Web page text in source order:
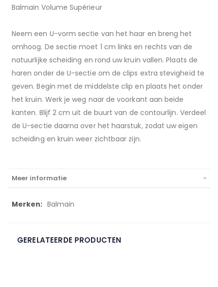
Balmain Volume Supérieur
Neem een U-vorm sectie van het haar en breng het
omhoog. De sectie moet 1 cm links en rechts van de
natuurlijke scheiding en rond uw kruin vallen. Plaats de
haren onder de U-sectie om de clips extra stevigheid te
geven. Begin met de middelste clip en plaats het onder
het kruin. Werk je weg naar de voorkant aan beide
kanten. Blijf 2 cm uit de buurt van de contourlijn. Verdeel
de U-sectie daarna over het haarstuk, zodat uw eigen
scheiding en kruin weer zichtbaar zijn.
Meer informatie
Meer
Balmain
GERELATEERDE PRODUCTEN